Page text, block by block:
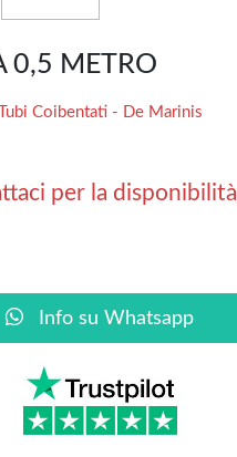
0,5 METRO
Tubi Coibentati - De Marinis
per la disponibilità
Info su Whatsapp